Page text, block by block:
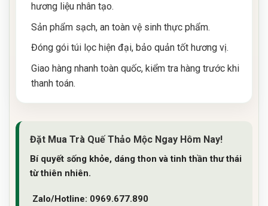
hương liệu nhân tạo.
Sản phẩm sạch, an toàn vệ sinh thực phẩm.
Đóng gói túi lọc hiện đại, bảo quản tốt hương vị.
Giao hàng nhanh toàn quốc, kiểm tra hàng trước khi
thanh toán.
Đặt Mua Trà Quế Thảo Mộc Ngay Hôm Nay!
Bí quyết sống khỏe, dáng thon và tinh thần thư thái
từ thiên nhiên.
Zalo/Hotline: 0969.677.890